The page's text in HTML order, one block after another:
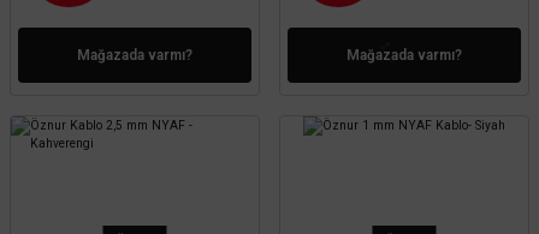
Mağazada varmı? Mağazada varmı?